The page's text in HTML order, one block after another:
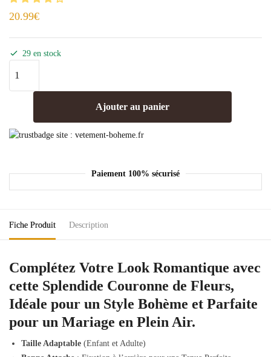
20.99€
29 en stock
Ajouter au panier
Paiement 100% sécurisé
Fiche Produit Description
Complétez Votre Look Romantique avec
cette Splendide Couronne de Fleurs,
Idéale pour un Style Bohème et Parfaite
pour un Mariage en Plein Air.
Taille Adaptable (Enfant et Adulte)